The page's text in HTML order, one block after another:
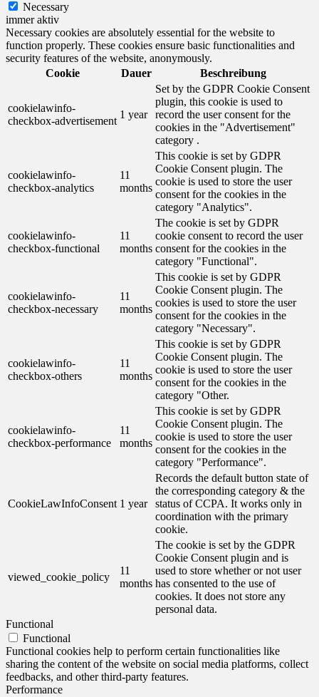
Necessary
immer aktiv
Necessary cookies are absolutely essential for the website to
function properly. These cookies ensure basic functionalities and
security features of the website, anonymously.
Cookie
Dauer Beschreibung
cookielawinfo-
checkbox-advertisement
1 year
Set by the GDPR Cookie Consent
plugin, this cookie is used to
record the user consent for the
cookies in the "Advertisement"
category .
cookielawinfo-
checkbox-analytics
11
months
This cookie is set by GDPR
Cookie Consent plugin. The
cookie is used to store the user
consent for the cookies in the
category "Analytics".
cookielawinfo-
checkbox-functional
11
months
The cookie is set by GDPR
cookie consent to record the user
consent for the cookies in the
category "Functional".
cookielawinfo-
checkbox-necessary
11
months
This cookie is set by GDPR
Cookie Consent plugin. The
cookies is used to store the user
consent for the cookies in the
category "Necessary".
cookielawinfo-
checkbox-others
11
months
This cookie is set by GDPR
Cookie Consent plugin. The
cookie is used to store the user
consent for the cookies in the
category "Other.
cookielawinfo-
checkbox-performance
11
months
This cookie is set by GDPR
Cookie Consent plugin. The
cookie is used to store the user
consent for the cookies in the
category "Performance".
CookieLawInfoConsent 1 year
Records the default button state of
the corresponding category & the
status of CCPA. It works only in
coordination with the primary
cookie.
viewed_cookie_policy
11
months
The cookie is set by the GDPR
Cookie Consent plugin and is
used to store whether or not user
has consented to the use of
cookies. It does not store any
personal data.
Functional
Functional
Functional cookies help to perform certain functionalities like
sharing the content of the website on social media platforms, collect
feedbacks, and other third-party features.
Performance